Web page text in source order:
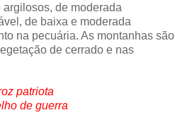
de moderada
de baixa e moderada
na pecuária. As montanhas são
de cerrado e nas
patriota
de guerra